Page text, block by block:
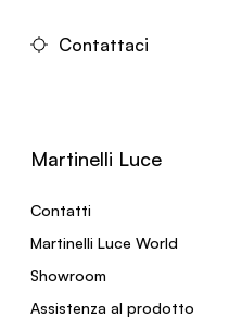
Contattaci
Martinelli Luce
Contatti
Martinelli Luce World
Showroom
Assistenza al prodotto